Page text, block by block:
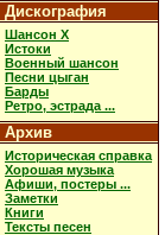
Дискография
Шансон X
Истоки
Военный шансон
Песни цыган
Барды
Ретро, эстрада ...
Архив
Историческая справка
Хорошая музыка
Афиши, постеры ...
Заметки
Книги
Тексты песен